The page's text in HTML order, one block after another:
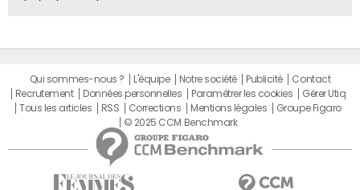
Qui sommes-nous ? L'équipe Notre société Publicité
Contact
Recrutement
Données personnelles Paramétrer les cookies
Gérer Utiq
Tous les articles
RSS Corrections Mentions légales
Groupe Figaro
© 2025 CCM Benchmark